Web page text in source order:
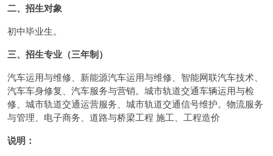
二、招生对象
初中毕业生。
三、招生专业（三年制）
汽车运用与维修、新能源汽车运用与维修、智能网联汽车技术、
汽车车身修复、汽车服务与营销。城市轨道交通车辆运用与检
修、城市轨道交通运营服务、城市轨道交通信号维护。物流服务
与管理、电子商务、道路与桥梁工程 施工、工程造价
说明：